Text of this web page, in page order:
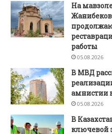
На
работы
05.08.2026
В МВД
амнистии
05.08.2026
В
ключевой